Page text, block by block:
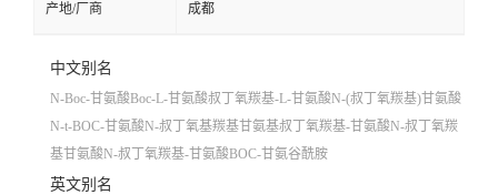
产地/厂商 成都
中文别名
N-Boc-甘氨酸Boc-L-甘氨酸叔丁氧羰基-L-甘氨酸N-(叔丁氧羰基)甘氨酸
N-t-BOC-甘氨酸N-叔丁氧基羰基甘氨基叔丁氧羰基-甘氨酸N-叔丁氧羰
基甘氨酸N-叔丁氧羰基-甘氨酸BOC-甘氨谷酰胺
英文别名